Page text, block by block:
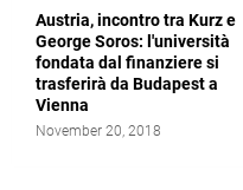
Austria, incontro tra Kurz e
George Soros: l'università
fondata dal finanziere si
trasferirà da Budapest a
Vienna
November 20, 2018